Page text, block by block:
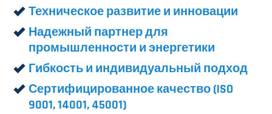
Техническое развитие и инновации
Надежный партнер для
промышленности и энергетики
Гибкость и индивидуальный подход
Сертифицированное качество (ISO
9001, 14001, 45001)